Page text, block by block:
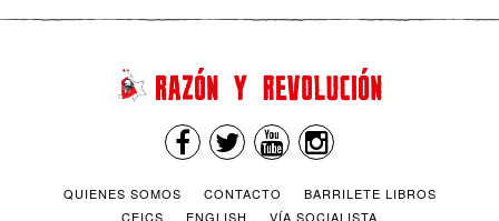
QUIENES SOMOS CONTACTO
BARRILETE LIBROS
CEICS
ENGLISH VÍA SOCIALISTA